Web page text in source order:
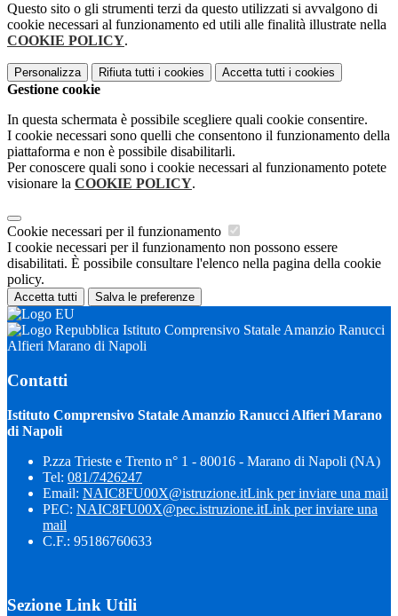
Questo sito o gli strumenti terzi da questo utilizzati si avvalgono di
cookie necessari al funzionamento ed utili alle finalità illustrate nella
COOKIE POLICY.
Personalizza Rifiuta tutti i cookies Accetta tutti i cookies
Gestione cookie
In questa schermata è possibile scegliere quali cookie consentire.
I cookie necessari sono quelli che consentono il funzionamento della
piattaforma e non è possibile disabilitarli.
Per conoscere quali sono i cookie necessari al funzionamento potete
visionare la COOKIE POLICY.
Cookie necessari per il funzionamento
I cookie necessari per il funzionamento non possono essere
disabilitati. È possibile consultare l'elenco nella pagina della cookie
policy.
Accetta tutti Salva le preferenze
Istituto Comprensivo Statale Amanzio Ranucci
Alfieri Marano di Napoli
Contatti
Istituto Comprensivo Statale Amanzio Ranucci Alfieri Marano
di Napoli
P.zza Trieste e Trento n° 1 - 80016 - Marano di Napoli (NA)
Tel: 081/7426247
Email: NAIC8FU00X@istruzione.itLink per inviare una mail
PEC: NAIC8FU00X@pec.istruzione.itLink per inviare una
mail
C.F.: 95186760633
Sezione Link Utili